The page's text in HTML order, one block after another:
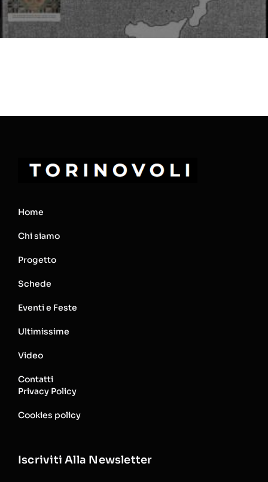
Home
Chi siamo
Progetto
Schede
Eventi e Feste
Ultimissime
Video
Contatti
Privacy Policy
Cookies policy
Iscriviti Alla Newsletter